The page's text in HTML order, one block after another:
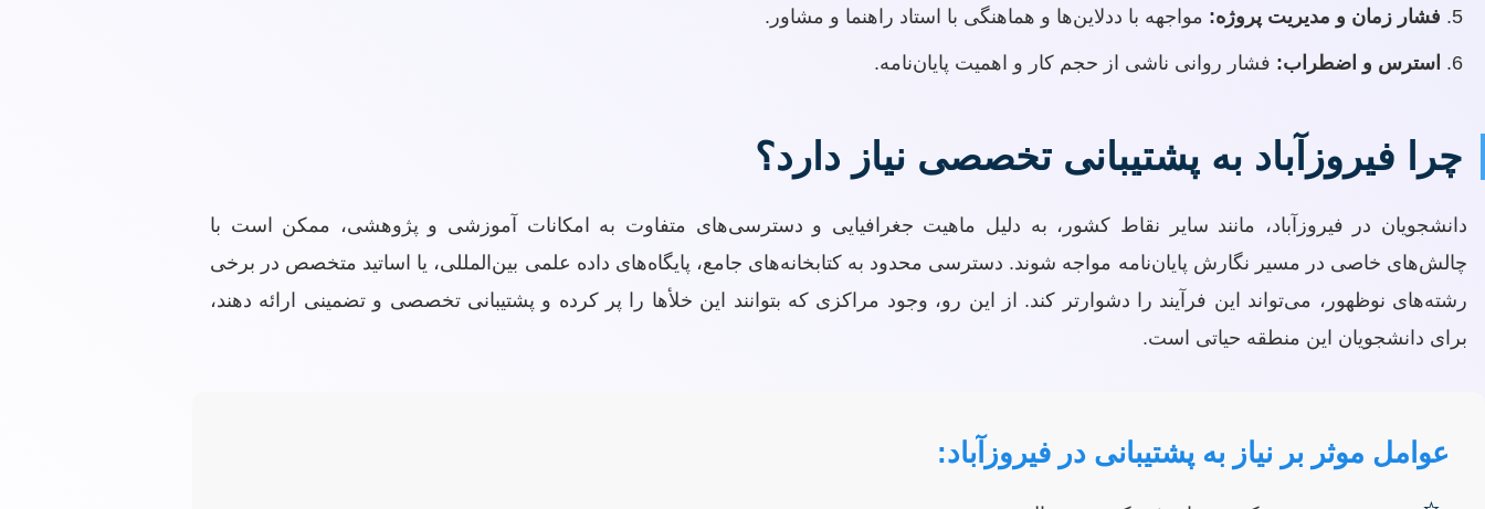
فشار زمان و مدیریت پروژه: مواجهه با ددلاین‌ها و هماهنگی با استاد راهنما و مشاور.
استرس و اضطراب: فشار روانی ناشی از حجم کار و اهمیت پایان‌نامه.
چرا فیروزآباد به پشتیبانی تخصصی نیاز دارد؟
دانشجویان در فیروزآباد، مانند سایر نقاط کشور، به دلیل ماهیت جغرافیایی و دسترسی‌های متفاوت به امکانات آموزشی و پژوهشی، ممکن است با
چالش‌های خاصی در مسیر نگارش پایان‌نامه مواجه شوند. دسترسی محدود به کتابخانه‌های جامع، پایگاه‌های داده علمی بین‌المللی، یا اساتید متخصص در برخی
رشته‌های نوظهور، می‌تواند این فرآیند را دشوارتر کند. از این رو، وجود مراکزی که بتوانند این خلأها را پر کرده و پشتیبانی تخصصی و تضمینی ارائه دهند،
برای دانشجویان این منطقه حیاتی است.
عوامل موثر بر نیاز به پشتیبانی در فیروزآباد: